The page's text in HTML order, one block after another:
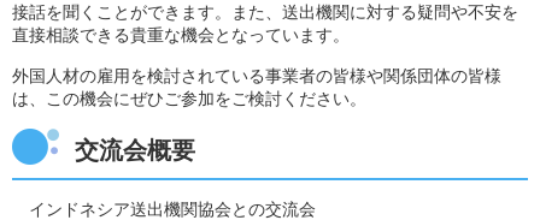
接話を聞くことができます。また、送出機関に対する疑問や不安を
直接相談できる貴重な機会となっています。
外国人材の雇用を検討されている事業者の皆様や関係団体の皆様
は、この機会にぜひご参加をご検討ください。
交流会概要
インドネシア送出機関協会との交流会